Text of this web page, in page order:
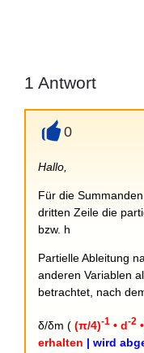
1 Antwort
0
Hallo,
Für die
dritten Zeile die
bzw. h
Partielle Ableitung
anderen Variablen
betrachtet, nach
δ/δm ( (π/4)-1 • d-2
erhalten | wird